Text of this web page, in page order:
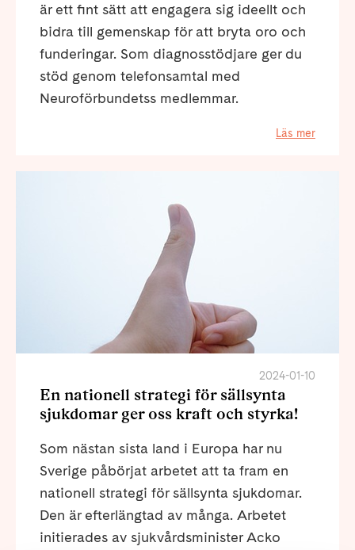
är ett fint sätt att engagera sig ideellt och
bidra till gemenskap för att bryta oro och
funderingar. Som diagnosstödjare ger du
stöd genom telefonsamtal med
Neuroförbundetss medlemmar.
Läs mer
2024-01-10
En nationell strategi för sällsynta
sjukdomar ger oss kraft och styrka!
Som nästan sista land i Europa har nu
Sverige påbörjat arbetet att ta fram en
nationell strategi för sällsynta sjukdomar.
Den är efterlängtad av många. Arbetet
initierades av sjukvårdsminister Acko